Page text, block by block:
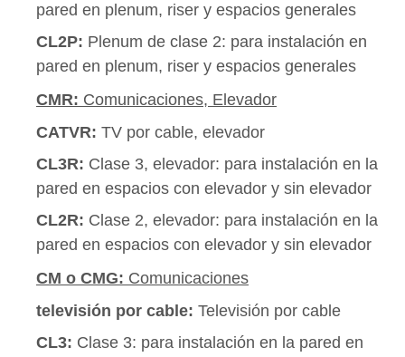
pared en plenum, riser y espacios generales
CL2P: Plenum de clase 2: para instalación en
pared en plenum, riser y espacios generales
CMR: Comunicaciones, Elevador
CATVR: TV por cable, elevador
CL3R: Clase 3, elevador: para instalación en la
pared en espacios con elevador y sin elevador
CL2R: Clase 2, elevador: para instalación en la
pared en espacios con elevador y sin elevador
CM o CMG: Comunicaciones
televisión por cable: Televisión por cable
CL3: Clase 3: para instalación en la pared en